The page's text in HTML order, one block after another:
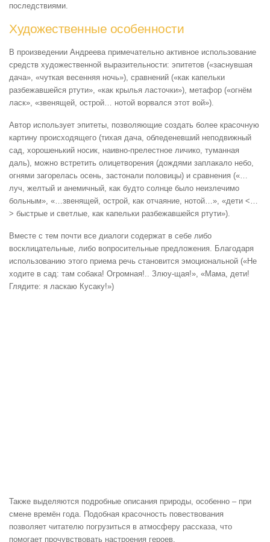
последствиями.
Художественные особенности
В произведении Андреева примечательно активное использование
средств художественной выразительности: эпитетов («заснувшая
дача», «чуткая весенняя ночь»), сравнений («как капельки
разбежавшейся ртути», «как крылья ласточки»), метафор («огнём
ласк», «звенящей, острой… нотой ворвался этот вой»).
Автор использует эпитеты, позволяющие создать более красочную
картину происходящего (тихая дача, обледеневший неподвижный
сад, хорошенький носик, наивно-прелестное личико, туманная
даль), можно встретить олицетворения (дождями заплакало небо,
огнями загорелась осень, застонали половицы) и сравнения («…
луч, желтый и анемичный, как будто солнце было неизлечимо
больным», «…звенящей, острой, как отчаяние, нотой…», «дети <…
> быстрые и светлые, как капельки разбежавшейся ртути»).
Вместе с тем почти все диалоги содержат в себе либо
восклицательные, либо вопросительные предложения. Благодаря
использованию этого приема речь становится эмоциональной («Не
ходите в сад: там собака! Огромная!.. Злюу-щая!», «Мама, дети!
Глядите: я ласкаю Кусаку!»)
Также выделяются подробные описания природы, особенно – при
смене времён года. Подобная красочность повествования
позволяет читателю погрузиться в атмосферу рассказа, что
помогает прочувствовать настроения героев.